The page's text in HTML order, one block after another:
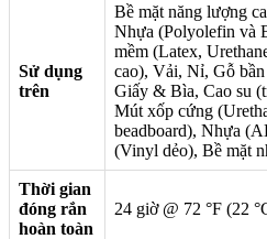
Sử dụng
trên
Bề mặt năng lượng
Nhựa (Polyolefin và
mềm (Latex,
cao), Vải, Nỉ, Gỗ
Giấy & Bìa, Cao su
Mút xốp cứng
beadboard), Nhựa
(Vinyl dẻo), Bề mặt
Thời gian
đóng rắn
hoàn toàn
24 giờ @ 72 °F (22